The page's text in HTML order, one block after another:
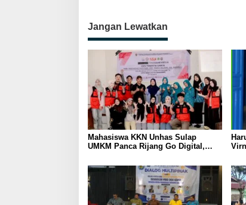
Jangan Lewatkan
Mahasiswa KKN Unhas Sulap
UMKM Panca Rijang Go Digital,
Pelatihan